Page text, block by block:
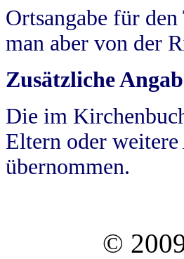
Ortsangabe für
man aber von der
Zusätzliche
Die im
Eltern oder
übernommen.
©